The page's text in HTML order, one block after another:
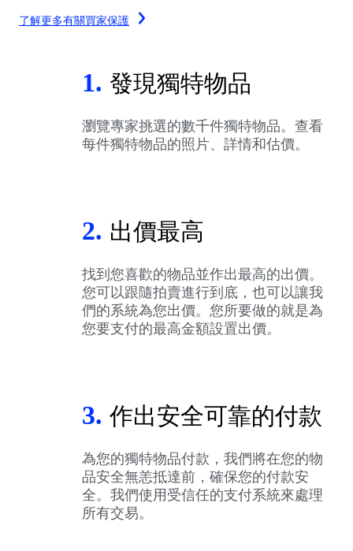
了解更多有關買家保護
1. 發現獨特物品
瀏覽專家挑選的數千件獨特物品。查看
每件獨特物品的照片、詳情和估價。
2. 出價最高
找到您喜歡的物品並作出最高的出價。
您可以跟隨拍賣進行到底，也可以讓我
們的系統為您出價。您所要做的就是為
您要支付的最高金額設置出價。
3. 作出安全可靠的付款
為您的獨特物品付款，我們將在您的物
品安全無恙抵達前，確保您的付款安
全。我們使用受信任的支付系統來處理
所有交易。